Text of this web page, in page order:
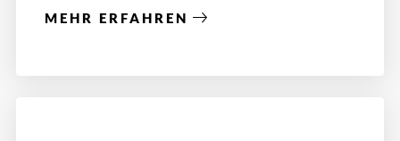
MEHR ERFAHREN